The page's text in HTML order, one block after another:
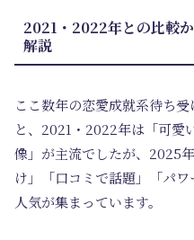
2021・2022年との比較
解説
ここ数年の恋愛成就系待ち
と、2021・2022年は「可愛
像」が主流でしたが、2025
け」「口コミで話題」「パ
人気が集まっています。